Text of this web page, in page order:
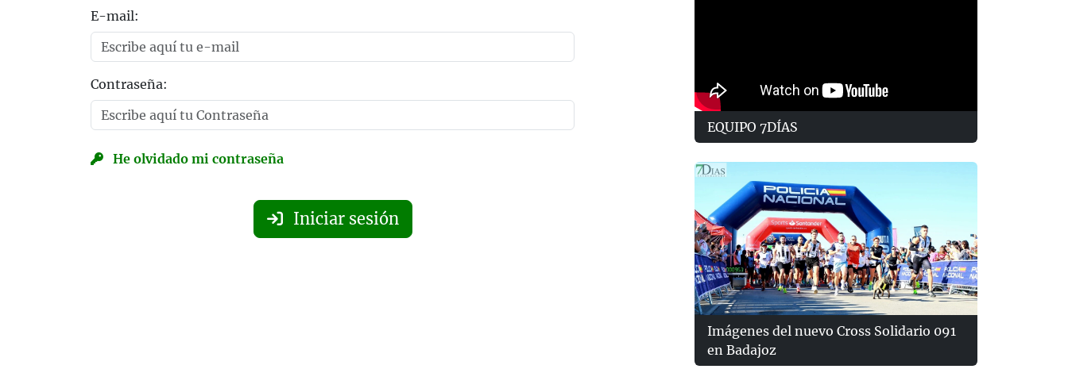
E-mail:
Contraseña:
He olvidado mi contraseña
Iniciar sesión
EQUIPO 7DÍAS
Imágenes del nuevo Cross Solidario 091
en Badajoz